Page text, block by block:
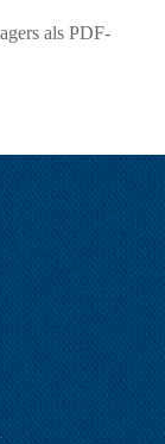
als PDF-